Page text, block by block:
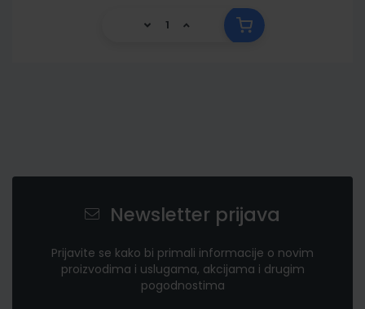
Newsletter prijava
Prijavite se kako bi primali informacije o novim
proizvodima i uslugama, akcijama i drugim
pogodnostima